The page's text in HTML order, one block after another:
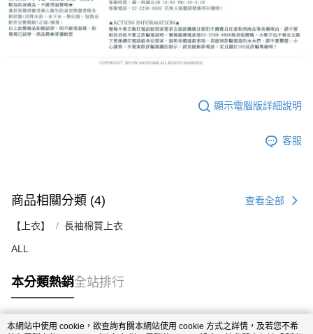
顯示電腦版詳細說明
客服
商品相關分類 (4) 查看全部
【上衣】 長袖棉質上衣
ALL
本分類熱銷全站排行
本網站中使用 cookie，欲查詢有關本網站使用 cookie 方式之詳情，及若您不希